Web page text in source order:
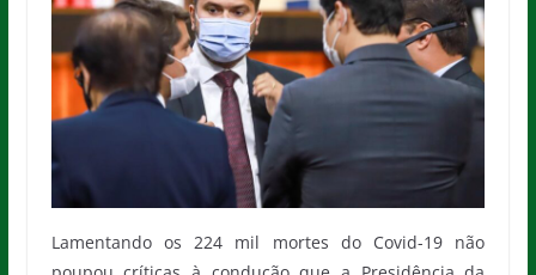
Lamentando os 224 mil mortes do Covid-19 não